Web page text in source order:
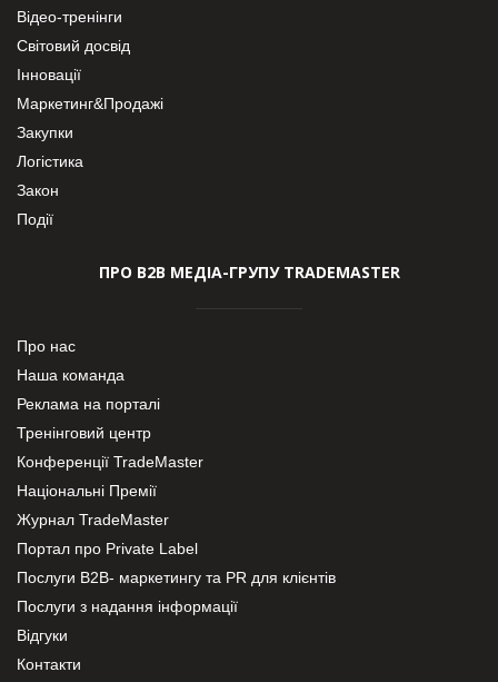
Відео-тренінги
Світовий досвід
Інновації
Маркетинг&Продажі
Закупки
Логістика
Закон
Події
ПРО В2В МЕДІА-ГРУПУ TRADEMASTER
Про нас
Наша команда
Реклама на порталі
Тренінговий центр
Конференції TradeMaster
Національні Премії
Журнал TradeMaster
Портал про Private Label
Послуги В2В- маркетингу та PR для клієнтів
Послуги з надання інформації
Відгуки
Контакти